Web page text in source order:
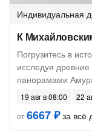
Индивидуальная
К
Погрузитесь в
исследуя
панорамами
19 авг в 08:00
22
от6667 ₽за всё